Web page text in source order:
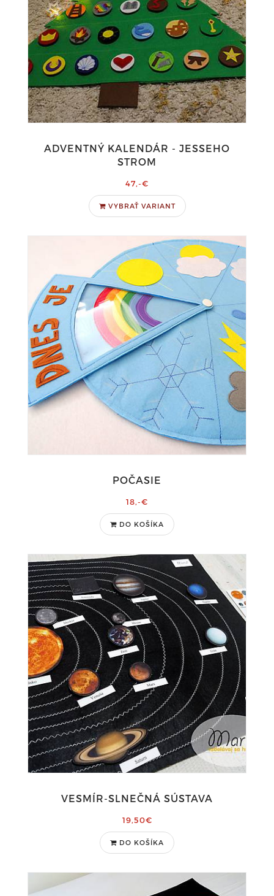
ADVENTNÝ KALENDÁR - JESSEHO
STROM
47,-€
VYBRAŤ VARIANT
POČASIE
18,-€
DO KOŠÍKA
VESMÍR-SLNEČNÁ SÚSTAVA
19,50€
DO KOŠÍKA